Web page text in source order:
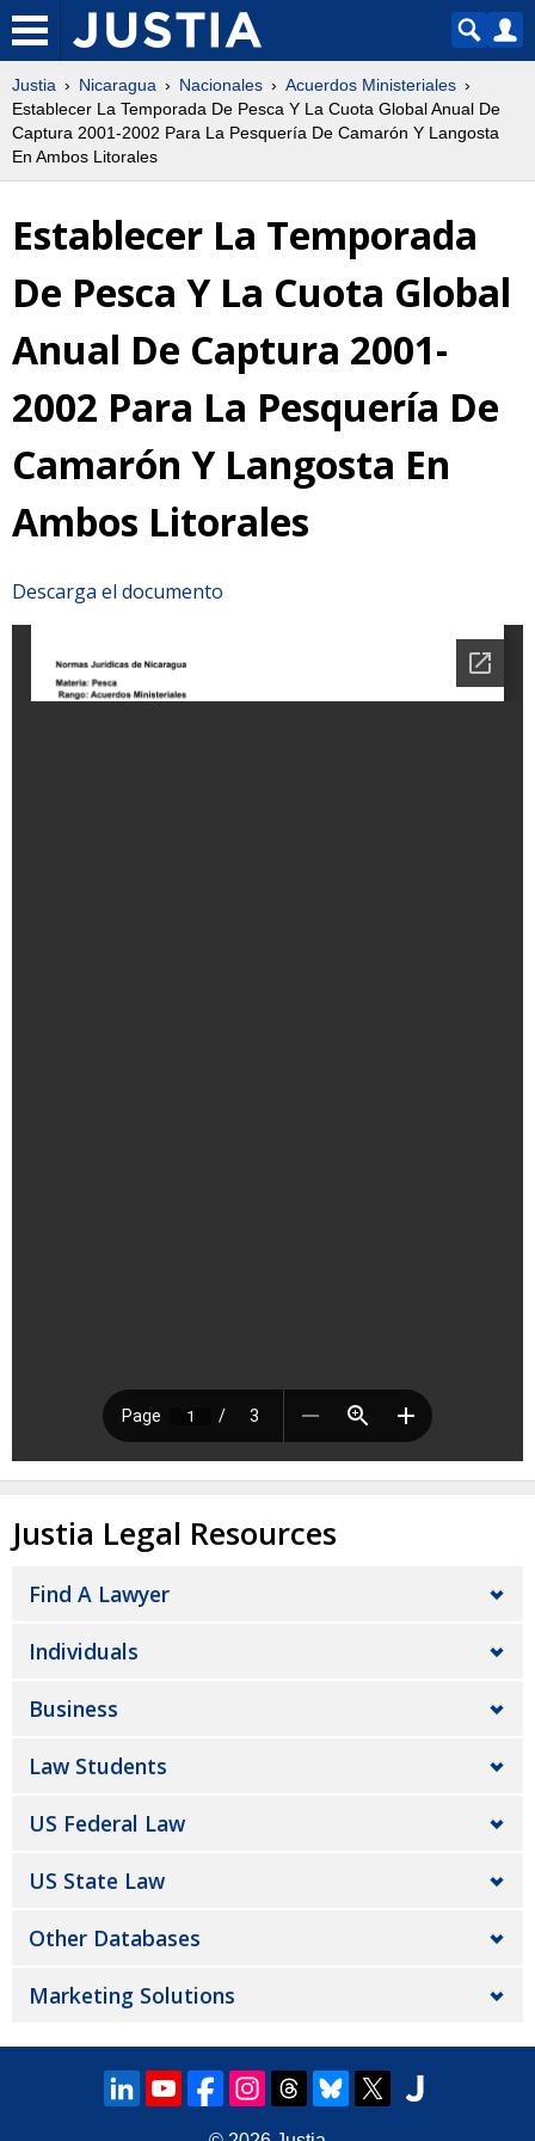
Justia Nicaragua Nacionales
Acuerdos Ministeriales
Establecer La Temporada De Pesca Y La Cuota Global Anual De
Captura 2001-2002 Para La Pesquería De Camarón Y Langosta
En Ambos Litorales
Establecer La Temporada
De Pesca Y La Cuota Global
Anual De Captura 2001-
2002 Para La Pesquería De
Camarón Y Langosta En
Ambos Litorales
Descarga el documento
Justia Legal Resources
Find A Lawyer
Individuals
Business
Law Students
US Federal Law
US State Law
Other Databases
Marketing Solutions